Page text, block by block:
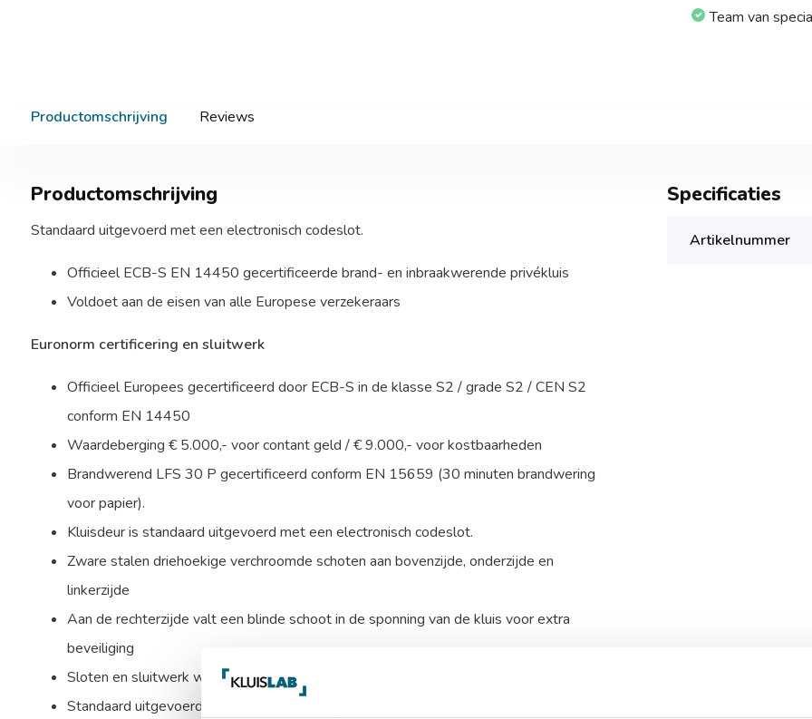
Team van
Productomschrijving Reviews
Productomschrijving
Standaard uitgevoerd met een electronisch codeslot.
Officieel ECB-S EN 14450 gecertificeerde brand- en inbraakwerende privékluis
Voldoet aan de eisen van alle Europese verzekeraars
Euronorm certificering en sluitwerk
Officieel Europees gecertificeerd door ECB-S in de klasse S2 / grade S2 / CEN S2
conform EN 14450
Waardeberging € 5.000,- voor contant geld / € 9.000,- voor kostbaarheden
Brandwerend LFS 30 P gecertificeerd conform EN 15659 (30 minuten brandwering
voor papier).
Kluisdeur is standaard uitgevoerd met een electronisch codeslot.
Zware stalen driehoekige verchroomde schoten aan bovenzijde, onderzijde en
linkerzijde
Aan de rechterzijde valt een blinde schoot in de sponning van de kluis voor extra
beveiliging
Sloten en sluitwerk worden beschermd door mangaanstalen harde platen en relocker
Standaard uitgevoerd met 1 in hoogte verstelbaar legbord
Specificaties
Artikelnummer